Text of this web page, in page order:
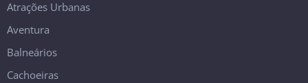
Atrações Urbanas
Aventura
Balneários
Cachoeiras